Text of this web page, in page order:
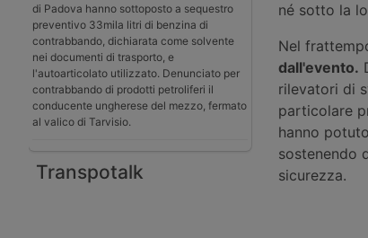
di Padova hanno sottoposto a sequestro
preventivo 33mila litri di benzina di
contrabbando, dichiarata come solvente
nei documenti di trasporto, e
l'autoarticolato utilizzato. Denunciato per
contrabbando di prodotti petroliferi il
conducente ungherese del mezzo, fermato
al valico di Tarvisio.
Transpotalk
né sotto la
Nel
dall'evento.
rilevatori di
particolare
hanno
sostenendo
sicurezza.